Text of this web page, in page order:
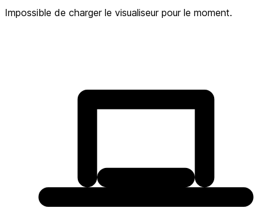
Impossible de charger le visualiseur pour le moment.